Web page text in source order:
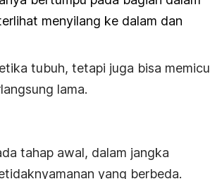
menyilang ke dalam dan
tubuh, tetapi juga bisa memicu
lama.
tahap awal, dalam jangka
yang berbeda.